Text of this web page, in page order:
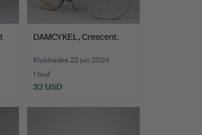
DAMCYKEL, Crescent.
Klubbades 22 jun 2024
1 bud
32 USD